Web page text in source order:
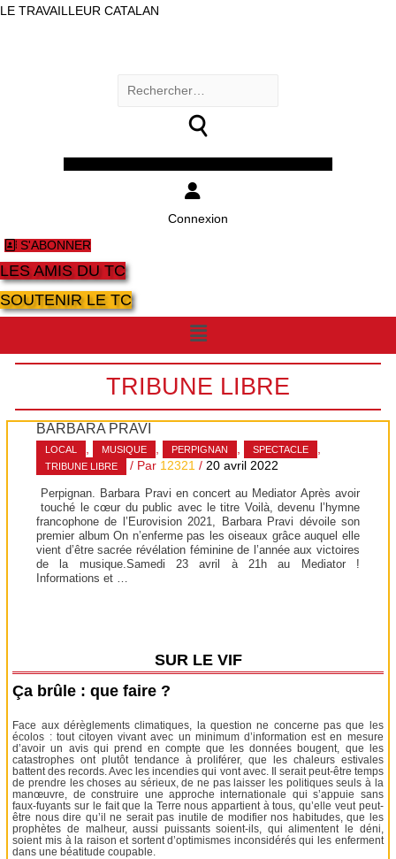
LE TRAVAILLEUR CATALAN
Rechercher :
Connexion
S'ABONNER
LES AMIS DU TC
SOUTENIR LE TC
Menu
TRIBUNE LIBRE
BARBARA PRAVI
LOCAL , MUSIQUE , PERPIGNAN , SPECTACLE ,
TRIBUNE LIBRE / Par 12321 /20 avril 2022
Perpignan. Barbara Pravi en concert au Mediator Après avoir
touché le cœur du public avec le titre Voilà, devenu l’hymne
francophone de l’Eurovision 2021, Barbara Pravi dévoile son
premier album On n’enferme pas les oiseaux grâce auquel elle
vient d’être sacrée révélation féminine de l’année aux victoires
de la musique.Samedi 23 avril à 21h au Mediator !
Informations et …
SUR LE VIF
Ça brûle : que faire ?
Face aux dérèglements climatiques, la question ne concerne pas que les
écolos : tout citoyen vivant avec un minimum d’information est en mesure
d’avoir un avis qui prend en compte que les données bougent, que les
catastrophes ont plutôt tendance à proliférer, que les chaleurs estivales
battent des records. Avec les incendies qui vont avec. Il serait peut-être temps
de prendre les choses au sérieux, de ne pas laisser les politiques seuls à la
manœuvre, de construire une approche internationale qui s’appuie sans
faux-fuyants sur le fait que la Terre nous appartient à tous, qu’elle veut peut-
être nous dire qu’il ne serait pas inutile de modifier nos habitudes, que les
prophètes de malheur, aussi puissants soient-ils, qui alimentent le déni,
soient mis à la raison et sortent d’optimismes inconsidérés qui les enferment
dans une béatitude coupable.